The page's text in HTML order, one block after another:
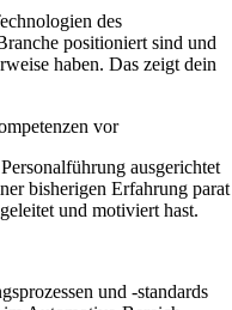
des
positioniert sind und
haben. Das zeigt dein
vor
ausgerichtet
bisherigen Erfahrung parat
und motiviert hast.
und -standards